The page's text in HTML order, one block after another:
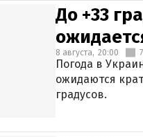
До +33
8 августа, 20:00
Погода в
ожидаются
градусов.